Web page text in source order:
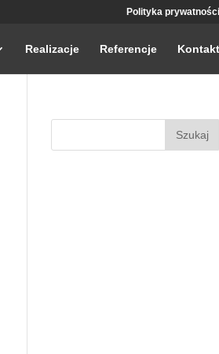
Polityka prywatności
Realizacje Referencje Kontakt
Szukaj: